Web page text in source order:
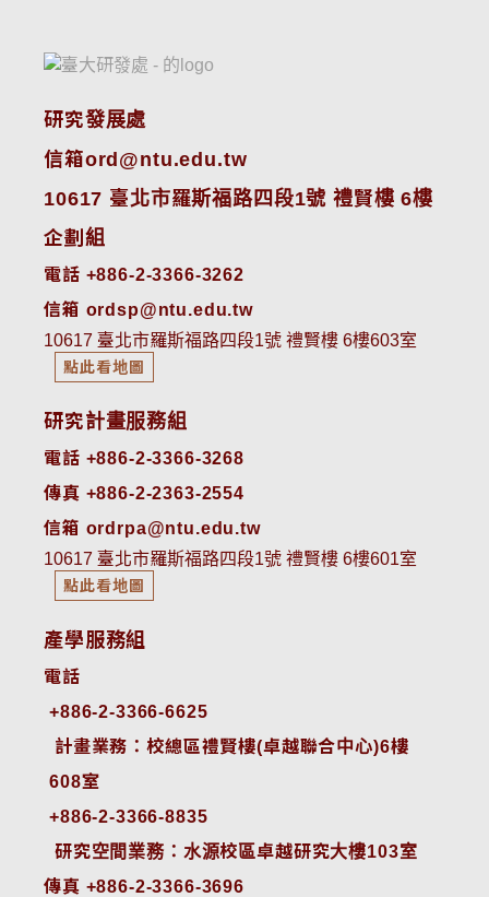
研究發展處
信箱ord@ntu.edu.tw
10617 臺北市羅斯福路四段1號 禮賢樓 6樓
企劃組
電話 +886-2-3366-3262
信箱 ordsp@ntu.edu.tw
10617 臺北市羅斯福路四段1號 禮賢樓 6樓603室
點此看地圖
研究計畫服務組
電話 +886-2-3366-3268
傳真 +886-2-2363-2554
信箱 ordrpa@ntu.edu.tw
10617 臺北市羅斯福路四段1號 禮賢樓 6樓601室
點此看地圖
產學服務組
電話
+886-2-3366-6625
計畫業務：校總區禮賢樓(卓越聯合中心)6樓
608室
+886-2-3366-8835
研究空間業務：水源校區卓越研究大樓103室
傳真 +886-2-3366-3696